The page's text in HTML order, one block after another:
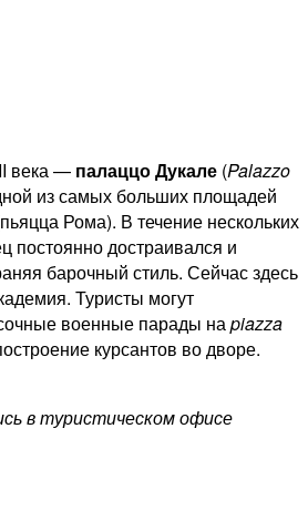
века — палаццо Дукале (Palazzo
из самых больших площадей
Рома). В течение нескольких
постоянно достраивался и
барочный стиль. Сейчас здесь
Туристы могут
военные парады наpiazza
курсантов во дворе.
в туристическом офисе